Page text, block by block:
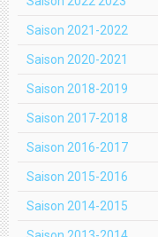
Saison 2021-2022
Saison 2020-2021
Saison 2018-2019
Saison 2017-2018
Saison 2016-2017
Saison 2015-2016
Saison 2014-2015